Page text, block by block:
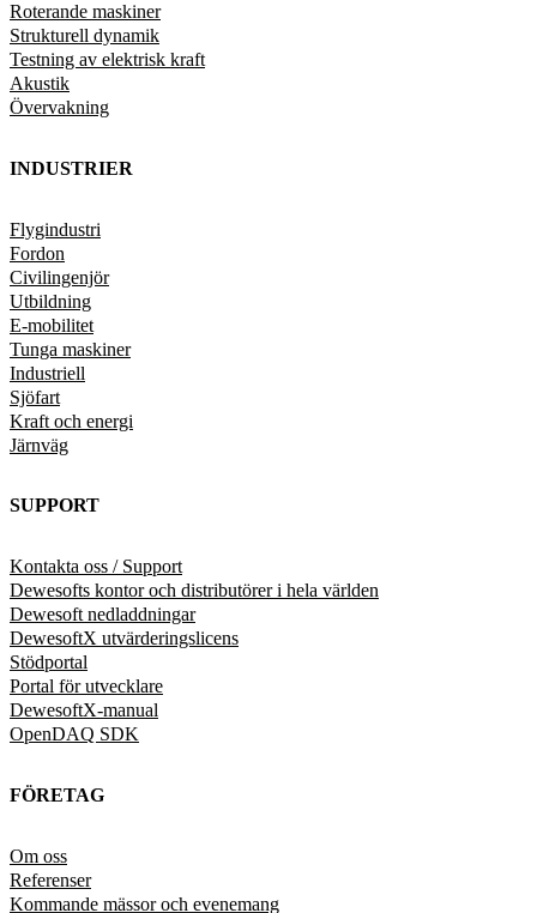
Roterande maskiner
Strukturell dynamik
Testning av elektrisk kraft
Akustik
Övervakning
INDUSTRIER
Flygindustri
Fordon
Civilingenjör
Utbildning
E-mobilitet
Tunga maskiner
Industriell
Sjöfart
Kraft och energi
Järnväg
SUPPORT
Kontakta oss / Support
Dewesofts kontor och distributörer i hela världen
Dewesoft nedladdningar
DewesoftX utvärderingslicens
Stödportal
Portal för utvecklare
DewesoftX-manual
OpenDAQ SDK
FÖRETAG
Om oss
Referenser
Kommande mässor och evenemang